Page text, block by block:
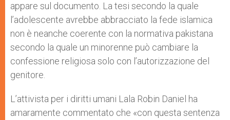
appare sul documento. La tesi secondo la quale
l’adolescente avrebbe abbracciato la fede islamica
non è neanche coerente con la normativa pakistana
secondo la quale un minorenne può cambiare la
confessione religiosa solo con l’autorizzazione del
genitore.
L’attivista per i diritti umani Lala Robin Daniel ha
amaramente commentato che «con questa sentenza